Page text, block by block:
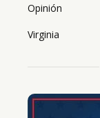
Opinión
Virginia